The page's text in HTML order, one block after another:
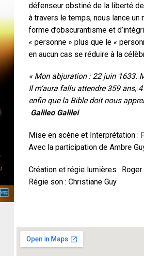
défenseur obstiné de la liberté
à travers le temps, nous lance
forme d’obscurantisme et
« personne » plus que le «
en aucun cas se réduire à la
« Mon abjuration : 22 juin 1633.
Il m’aura fallu attendre 359 ans,
enfin que la Bible doit nous
Galileo Galilei
Mise en scène et Interprétation :
Avec la participation de Ambre
Création et régie lumières :
Régie son : Christiane Guy